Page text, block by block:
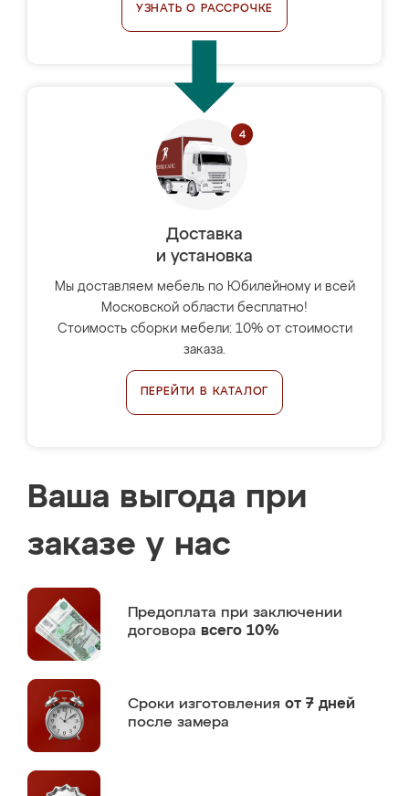
УЗНАТЬ О РАССРОЧКЕ
Доставка
и установка
Мы доставляем мебель по Юбилейному и всей
Московской области бесплатно!
Стоимость сборки мебели: 10% от стоимости
заказа.
ПЕРЕЙТИ В КАТАЛОГ
Ваша выгода при
заказе у нас
Предоплата при заключении
договора всего 10%
Сроки изготовления от 7 дней
после замера